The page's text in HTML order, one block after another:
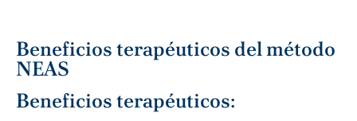
Beneficios terapéuticos del método
NEAS
Beneficios terapéuticos: